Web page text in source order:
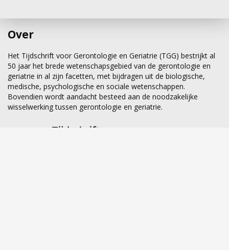
Over
Het Tijdschrift voor Gerontologie en Geriatrie (TGG) bestrijkt al
50 jaar het brede wetenschapsgebied van de gerontologie en
geriatrie in al zijn facetten, met bijdragen uit de biologische,
medische, psychologische en sociale wetenschappen.
Bovendien wordt aandacht besteed aan de noodzakelijke
wisselwerking tussen gerontologie en geriatrie.